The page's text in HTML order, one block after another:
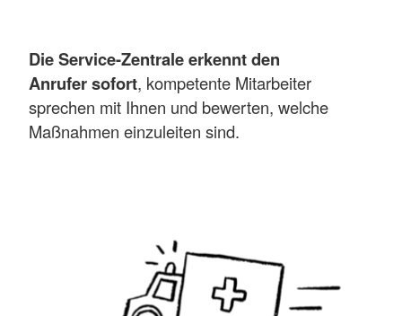
Die Service-Zentrale erkennt den
Anrufer sofort, kompetente Mitarbeiter
sprechen mit Ihnen und bewerten, welche
Maßnahmen einzuleiten sind.